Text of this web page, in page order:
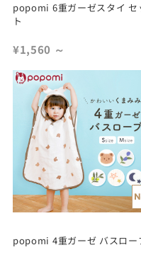
popomi 6重ガーゼスタイ セ
ト
¥1,560 ～
popomi 4重ガーゼ バスロー